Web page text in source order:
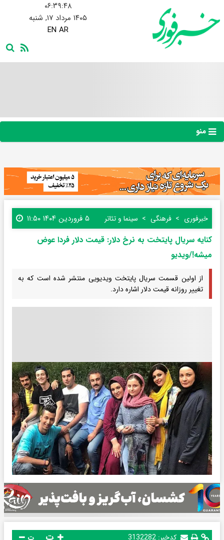
۰۶:۳۹:۴۹
۱۴۰۵ مرداد ۱۷, شنبه
EN AR
منو
خبرفوری فرهنگی سینما و تئاتر ۵ فروردین ۱۴۰۴ ۱۱:۵۰
کنایه سریال پایتخت به نرخ دلار: قیمت دلار فردا عوض
میشه!/ویدیو
از اولین قسمت سریال پایتخت ویدیویی منتشر شده است که به
تغییر روزانه قیمت دلار اشاره دارد.
کدخبر: 3132282